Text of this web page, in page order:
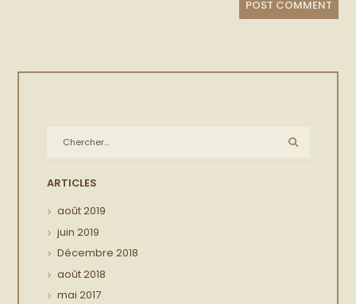
ARTICLES
août2019
juin 2019
Décembre 2018
août2018
mai 2017